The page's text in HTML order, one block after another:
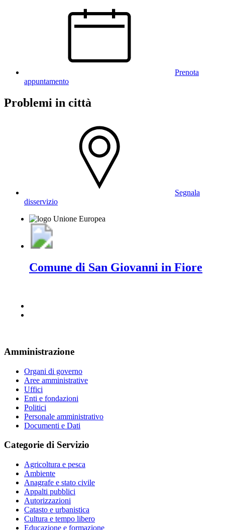
Prenota
appuntamento
Problemi in città
Segnala
disservizio
Comune di San Giovanni in Fiore
Amministrazione
Organi di governo
Aree amministrative
Uffici
Enti e fondazioni
Politici
Personale amministrativo
Documenti e Dati
Categorie di Servizio
Agricoltura e pesca
Ambiente
Anagrafe e stato civile
Appalti pubblici
Autorizzazioni
Catasto e urbanistica
Cultura e tempo libero
Educazione e formazione